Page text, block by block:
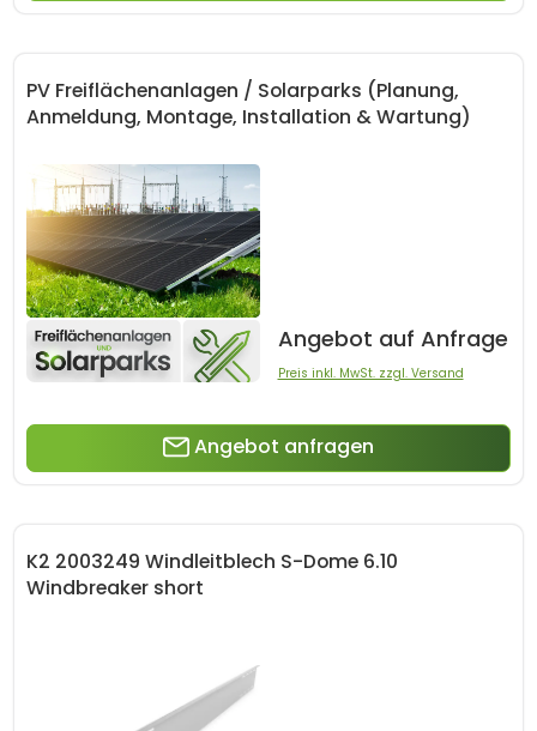
PV Freiflächenanlagen / Solarparks (Planung,
Anmeldung, Montage, Installation & Wartung)
Angebot auf Anfrage
Preis inkl. MwSt. zzgl. Versand
Angebot anfragen
K2 2003249 Windleitblech S-Dome 6.10
Windbreaker short